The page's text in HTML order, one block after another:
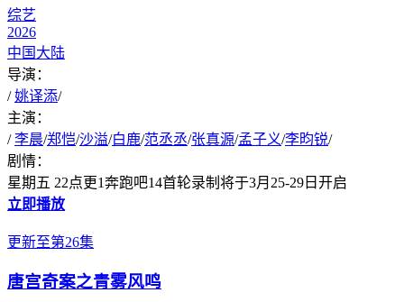
综艺
2026
中国大陆
导演：
/ 姚译添/
主演：
/ 李晨/郑恺/沙溢/白鹿/范丞丞/张真源/孟子义/李昀锐/
剧情：
星期五 22点更1奔跑吧14首轮录制将于3月25-29日开启
立即播放
更新至第26集
唐宫奇案之青雾风鸣